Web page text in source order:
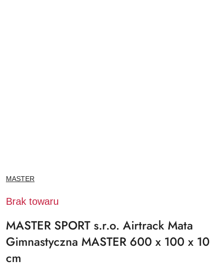
NAZWA
PRODUCENTA:
MASTER
Brak towaru
MASTER SPORT s.r.o. Airtrack Mata
Gimnastyczna MASTER 600 x 100 x 10
cm